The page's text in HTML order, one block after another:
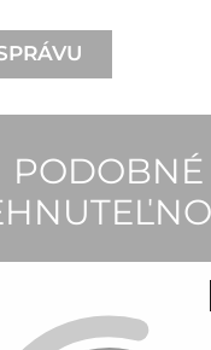
PODOBNÉ